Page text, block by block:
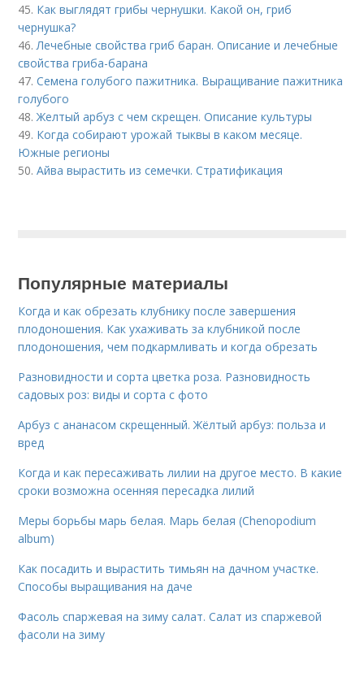
45. Как выглядят грибы чернушки. Какой он, гриб
чернушка?
46.Лечебные свойства гриб баран. Описание и лечебные
свойства гриба-барана
47.Семена голубого пажитника. Выращивание пажитника
голубого
48.Желтый арбуз с чем скрещен. Описание культуры
49. Когда собирают урожай тыквы в каком месяце.
Южные регионы
50.Айва вырастить из семечки. Стратификация
Популярные материалы
Когда и как обрезать клубнику после завершения
плодоношения. Как ухаживать за клубникой после
плодоношения, чем подкармливать и когда обрезать
Разновидности и сорта цветка роза. Разновидность
садовых роз: виды и сорта с фото
Арбуз с ананасом скрещенный. Жёлтый арбуз: польза и
вред
Когда и как пересаживать лилии на другое место. В какие
сроки возможна осенняя пересадка лилий
Меры борьбы марь белая. Марь белая (Chenopodium
album)
Как посадить и вырастить тимьян на дачном участке.
Способы выращивания на даче
Фасоль спаржевая на зиму салат. Салат из спаржевой
фасоли на зиму